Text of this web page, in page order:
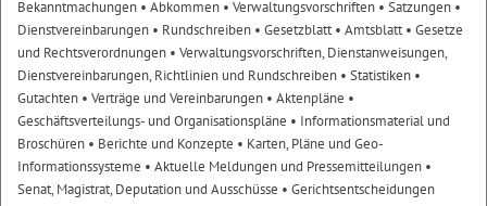
Bekanntmachungen • Abkommen • Verwaltungsvorschriften • Satzungen •
Dienstvereinbarungen • Rundschreiben • Gesetzblatt• Amtsblatt• Gesetze
und Rechtsverordnungen • Verwaltungsvorschriften, Dienstanweisungen,
Dienstvereinbarungen, Richtlinien und Rundschreiben • Statistiken •
Gutachten • Verträge und Vereinbarungen • Aktenpläne •
Geschäftsverteilungs- und Organisationspläne • Informationsmaterial und
Broschüren • Berichte und Konzepte • Karten, Pläne und Geo-
Informationssysteme • Aktuelle Meldungen und Pressemitteilungen •
Senat, Magistrat, Deputation und Ausschüsse • Gerichtsentscheidungen